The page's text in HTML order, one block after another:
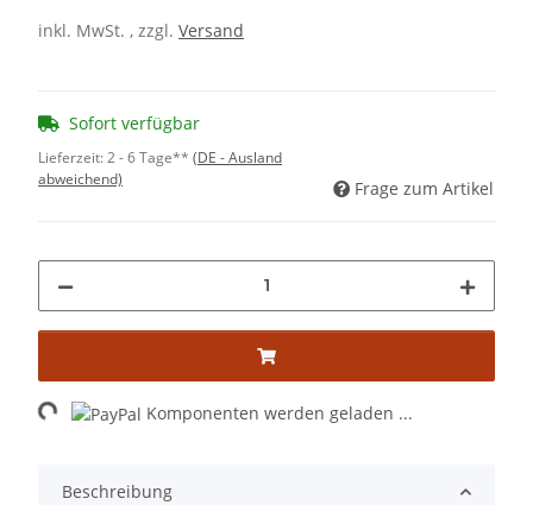
inkl. MwSt. , zzgl. Versand
Sofort verfügbar
Lieferzeit:2 - 6 Tage** (DE - Ausland
abweichend)
Frage zum Artikel
Loading... Komponenten werden geladen ...
Beschreibung